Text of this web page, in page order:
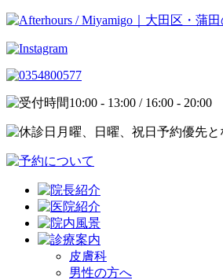
10:00 - 13:00 / 16:00 - 20:00
月曜、日曜、祝日予約優先と
皮膚科
男性の方へ